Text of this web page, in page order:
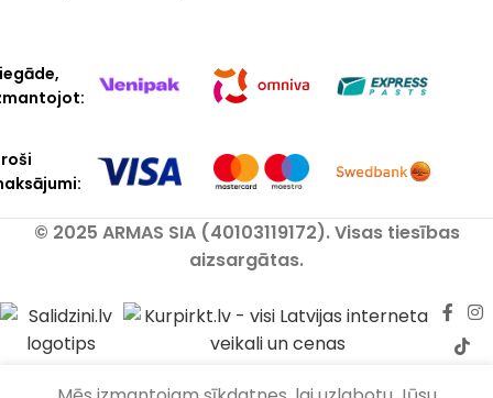
© 2025 ARMAS SIA (40103119172). Visas tiesības
aizsargātas.